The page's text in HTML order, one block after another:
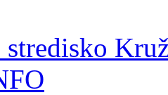
stredisko